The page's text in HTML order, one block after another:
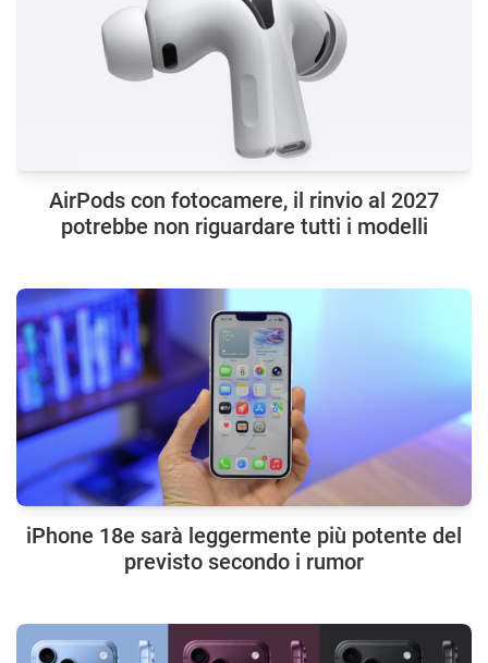
AirPods con fotocamere, il rinvio al 2027
potrebbe non riguardare tutti i modelli
iPhone 18e sarà leggermente più potente del
previsto secondo i rumor